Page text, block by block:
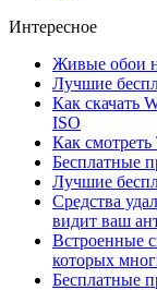
Интересное
Живые обои
Лучшие
Как скачать
ISO
Как
Бесплатные
Лучшие
Средства
видит ваш
Встроенные
которых
Бесплатные